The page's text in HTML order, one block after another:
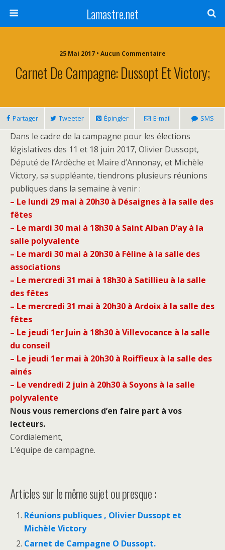
Lamastre.net
25 Mai 2017 • Aucun Commentaire
Carnet De Campagne: Dussopt Et Victory;
Partager Tweeter Épingler E-mail SMS
Dans le cadre de la campagne pour les élections
législatives des 11 et 18 juin 2017, Olivier Dussopt,
Député de l’Ardèche et Maire d’Annonay, et Michèle
Victory, sa suppléante, tiendrons plusieurs réunions
publiques dans la semaine à venir :
– Le lundi 29 mai à 20h30 à Désaignes à la salle des
fêtes
– Le mardi 30 mai à 18h30 à Saint Alban D’ay à la
salle polyvalente
– Le mardi 30 mai à 20h30 à Féline à la salle des
associations
– Le mercredi 31 mai à 18h30 à Satillieu à la salle
des fêtes
– Le mercredi 31 mai à 20h30 à Ardoix à la salle des
fêtes
– Le jeudi 1er Juin à 18h30 à Villevocance à la salle
du conseil
– Le jeudi 1er mai à 20h30 à Roiffieux à la salle des
ainés
– Le vendredi 2 juin à 20h30 à Soyons à la salle
polyvalente
Nous vous remercions d’en faire part à vos
lecteurs.
Cordialement,
L’équipe de campagne.
Articles sur le même sujet ou presque :
Réunions publiques , Olivier Dussopt et
Michèle Victory
Carnet de Campagne O Dussopt.